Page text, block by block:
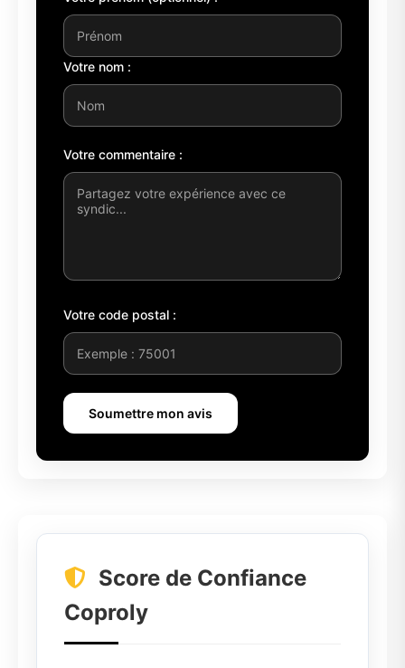
Votre nom :
Votre commentaire :
Votre code postal :
Soumettre mon avis
Score de Confiance
Coproly